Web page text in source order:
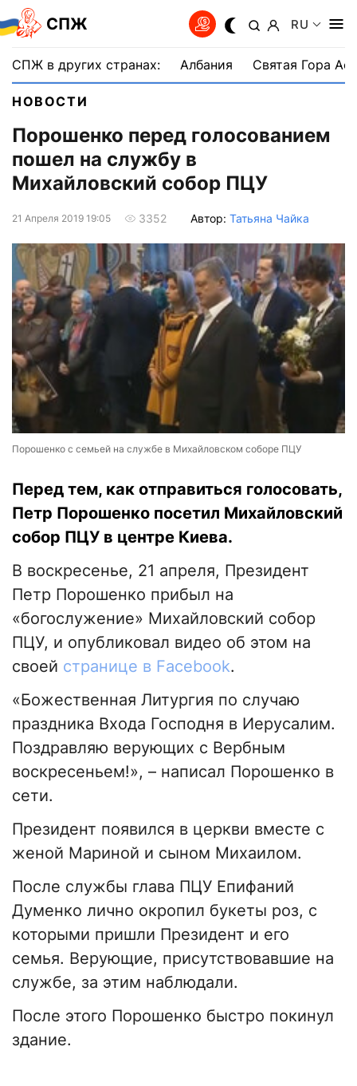
СПЖ RU
СПЖ в других странах: Албания Святая Гора
НОВОСТИ
Порошенко перед голосованием
пошел на службу в
Михайловский собор ПЦУ
21 Апреля 2019 19:05 3352 Автор: Татьяна Чайка
Порошенко с семьей на службе в Михайловском соборе ПЦУ
Перед тем, как отправиться голосовать,
Петр Порошенко посетил Михайловский
собор ПЦУ в центре Киева.
В воскресенье, 21 апреля, Президент
Петр Порошенко прибыл на
«богослужение» Михайловский собор
ПЦУ, и опубликовал видео об этом на
своей странице в Facebook.
«Божественная Литургия по случаю
праздника Входа Господня в Иерусалим.
Поздравляю верующих с Вербным
воскресеньем!», – написал Порошенко в
сети.
Президент появился в церкви вместе с
женой Мариной и сыном Михаилом.
После службы глава ПЦУ Епифаний
Думенко лично окропил букеты роз, с
которыми пришли Президент и его
семья. Верующие, присутствовавшие на
службе, за этим наблюдали.
После этого Порошенко быстро покинул
здание.